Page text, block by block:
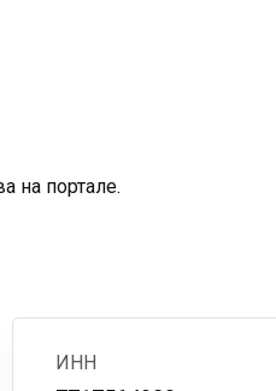
на портале.
ИНН